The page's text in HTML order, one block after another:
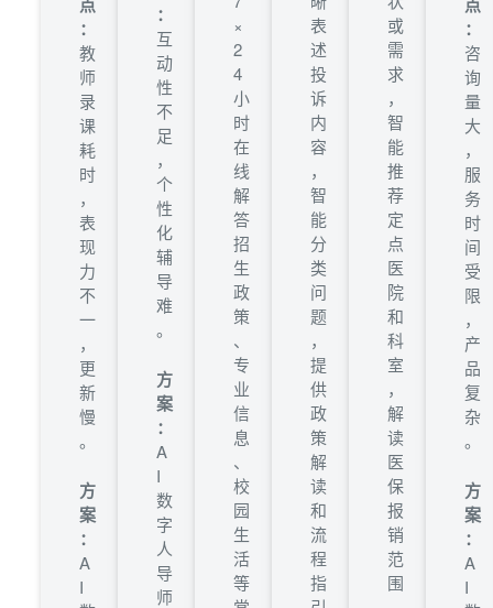
：
教
师
录
课
耗
时
，
表
现
力
不
一
，
更
新
慢
。
方
案
：
A
I
：
互
动
性
不
足
，
个
性
化
辅
导
难
。
方
案
：
A
I
数
字
人
导
师
×
2
4
小
时
在
线
解
答
招
生
政
策
、
专
业
信
息
、
校
园
生
活
等
表
述
投
诉
内
容
，
智
能
分
类
问
题
，
提
供
政
策
解
读
和
流
程
指
或
需
求
，
智
能
推
荐
定
点
医
院
和
科
室
，
解
读
医
保
报
销
范
围
：
咨
询
量
大
，
服
务
时
间
受
限
，
产
品
复
杂
。
方
案
：
A
I